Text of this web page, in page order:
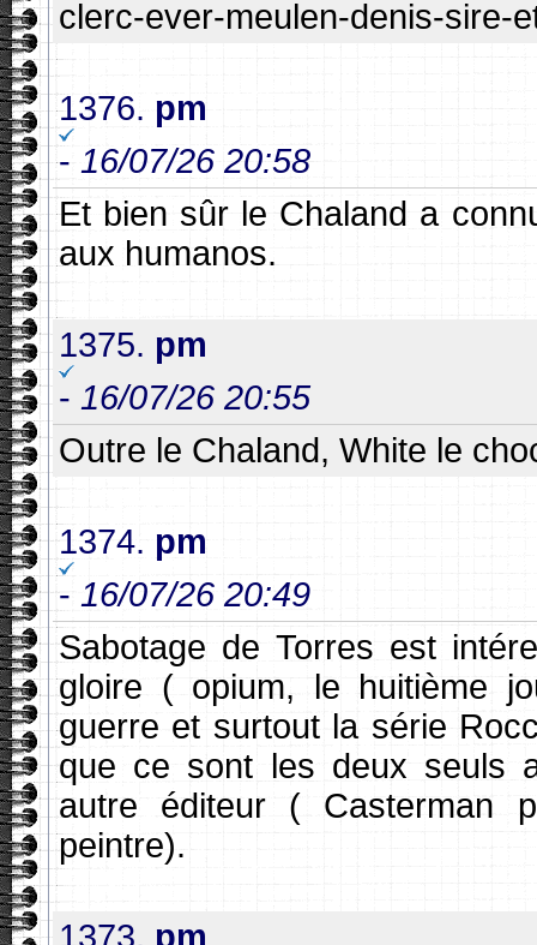
clerc-ever-meulen-denis-sire-
1376. pm
- 16/07/26 20:58
Et bien sûr le Chaland a
aux humanos.
1375. pm
- 16/07/26 20:55
Outre le Chaland, White le
1374. pm
- 16/07/26 20:49
Sabotage de Torres est
gloire ( opium, le huitième
guerre et surtout la série
que ce sont les deux seuls
autre éditeur ( Casterman
peintre).
1373. pm